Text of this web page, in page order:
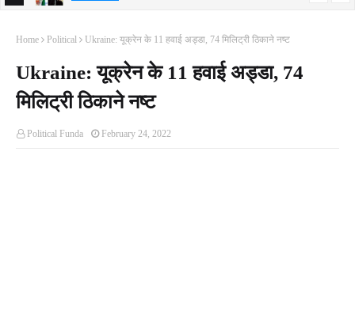
Home Political Ukraine: यूक्रेन के 11 हवाई अड्डा, 74 मिलिट्री ठिकाने नष्ट
Ukraine: यूक्रेन के 11 हवाई अड्डा, 74
मिलिट्री ठिकाने नष्ट
Political Funda February 24, 2022